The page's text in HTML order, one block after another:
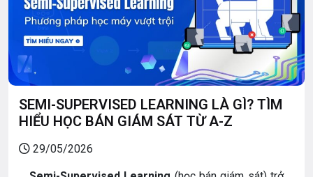
SEMI-SUPERVISED LEARNING LÀ GÌ? TÌM
HIỂU HỌC BÁN GIÁM SÁT TỪ A-Z
29/05/2026